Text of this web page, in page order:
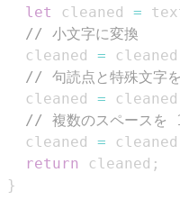
let
cleaned =
// 小文字に変換
  cleaned
= cleaned
// 句読点と特殊文字
  cleaned
= cleaned
// 複数のスペースを
  cleaned
= cleaned
return
cleaned ;
}